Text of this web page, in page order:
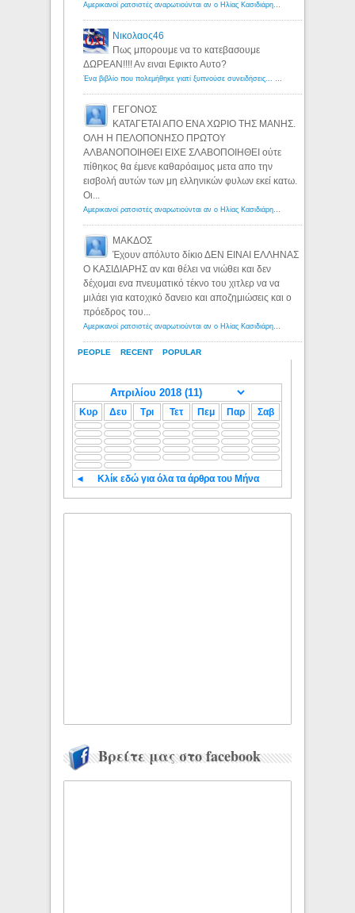
PEOPLE RECENT POPULAR
Αμερικανοί ρατσιστές αναρωτιούνται αν ο Ηλίας Κασιδιάρης ανήκει στη λευκή φυλή... - Λόγιος Ερμής
Νικολαος46
Πως μπορουμε να το κατεβασουμε
ΔΩΡΕΑΝ!!!! Αν ειναι Εφικτο Αυτο?
Ένα βιβλίο που πολεμήθηκε γιατί ξυπνούσε συνειδήσεις... - Λόγιος Ερμής | Η γνώση ξεκινάει με την αναζήτηση...
ΓΕΓΟΝΟΣ
ΚΑΤΑΓΕΤΑΙ ΑΠΟ ΕΝΑ ΧΩΡΙΟ ΤΗΣ ΜΑΝΗΣ.
ΟΛΗ Η ΠΕΛΟΠΟΝΗΣΟ ΠΡΩΤΟΥ
ΑΛΒΑΝΟΠΟΙΗΘΕΙ ΕΙΧΕ ΣΛΑΒΟΠΟΙΗΘΕΙ ούτε
πίθηκος θα έμενε καθαρόαιμος μετα απο την
εισβολή αυτών των μη ελληνικών φυλων εκεί κατω.
Οι...
Αμερικανοί ρατσιστές αναρωτιούνται αν ο Ηλίας Κασιδιάρης ανήκει στη λευκή φυλή... - Λόγιος Ερμής
ΜΑΚΔΟΣ
Έχουν απόλυτο δίκιο ΔΕΝ ΕΙΝΑΙ ΕΛΛΗΝΑΣ
Ο ΚΑΣΙΔΙΑΡΗΣ αν και θέλει να νιώθει και δεν
δέχομαι ενα πνευματικό τέκνο του χιτλερ να να
μιλάει για κατοχικό δανειο και αποζημιώσεις και ο
πρόεδρος του...
Αμερικανοί ρατσιστές αναρωτιούνται αν ο Ηλίας Κασιδιάρης ανήκει στη λευκή φυλή... - Λόγιος Ερμής
Κυρ Δευ Τρι Τετ Πεμ Παρ Σαβ
◄ Κλίκ εδώ για όλα τα άρθρα του Μήνα
Βρείτε μας στο facebook